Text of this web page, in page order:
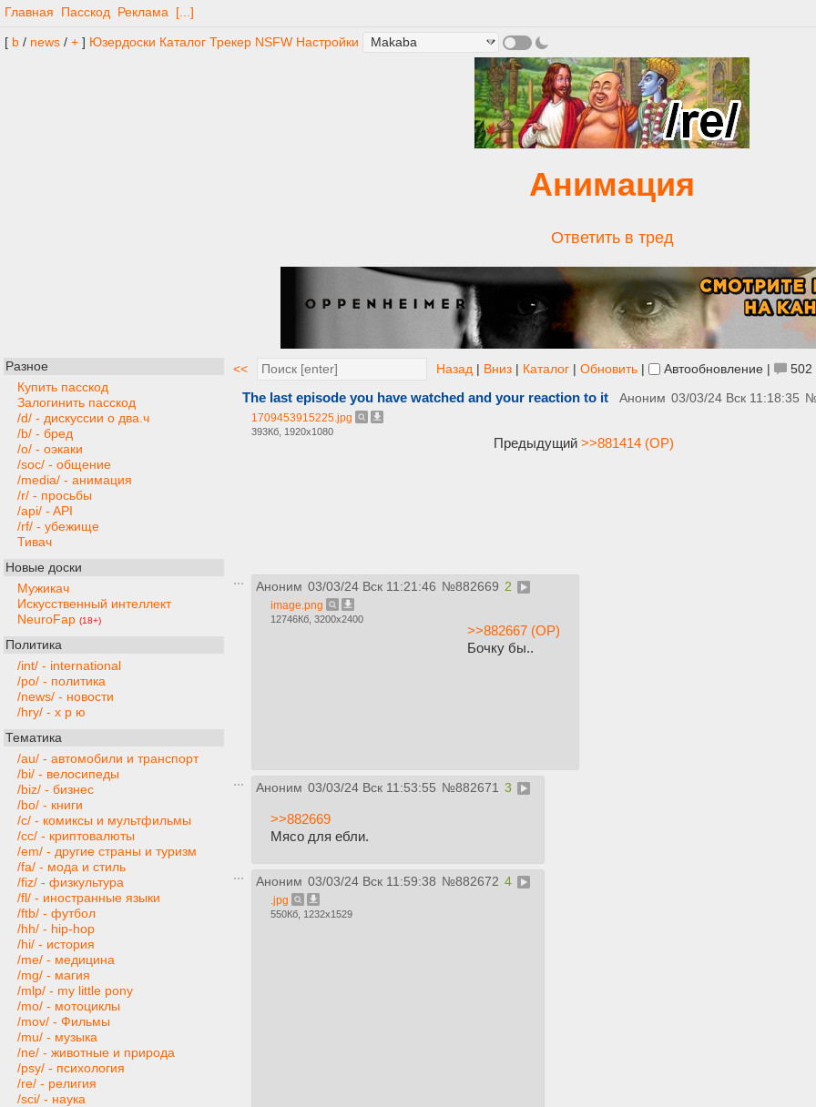
Главная Пасскод Реклама [...]
[ b / news / + ] Юзердоски Каталог Трекер NSFW Настройки
Анимация
Ответить в тред
Разное
Купить пасскод
Залогинить пасскод
/d/ - дискуссии о два.ч
/b/ - бред
/o/ - оэкаки
/soc/ - общение
/media/ - анимация
/r/ - просьбы
/api/ - API
/rf/ - убежище
Тивач
Новые доски
Мужикач
Искусственный интеллект
NeuroFap (18+)
Политика
/int/ - international
/po/ - политика
/news/ - новости
/hry/ - х р ю
Тематика
/au/ - автомобили и транспорт
/bi/ - велосипеды
/biz/ - бизнес
/bo/ - книги
/c/ - комиксы и мультфильмы
/cc/ - криптовалюты
/em/ - другие страны и туризм
/fa/ - мода и стиль
/fiz/ - физкультура
/fl/ - иностранные языки
/ftb/ - футбол
/hh/ - hip-hop
/hi/ - история
/me/ - медицина
/mg/ - магия
/mlp/ - my little pony
/mo/ - мотоциклы
/mov/ - Фильмы
/mu/ - музыка
/ne/ - животные и природа
/psy/ - психология
/re/ - религия
/sci/ - наука
<< Назад | Вниз | Каталог | Обновить | Автообновление | 502
The last episode you have watched and your reaction to it Аноним 03/03/24 Вск 11:18:35
1709453915225.jpg
393Кб, 1920x1080
Предыдущий >>881414 (OP)
Аноним 03/03/24 Вск 11:21:46 №882669 2
image.png
12746Кб, 3200x2400
>>882667 (OP)
Бочку бы..
Аноним 03/03/24 Вск 11:53:55 №882671 3
>>882669
Мясо для ебли.
Аноним 03/03/24 Вск 11:59:38 №882672 4
.jpg
550Кб, 1232x1529